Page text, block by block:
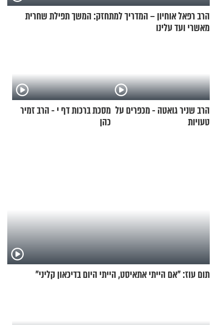
הרב רפאל אוחיון – המדריך למתחזק: המשך תפילת שחרית
מאשרי ועד עלינו
הרב שניר גואטה - מכפרים על
טעויות
מסכת ברכות דף י - הרב זמיר
כהן
תום עוז: "אם הייתי אתאיסט, הייתי היום בדיכאון קליני"